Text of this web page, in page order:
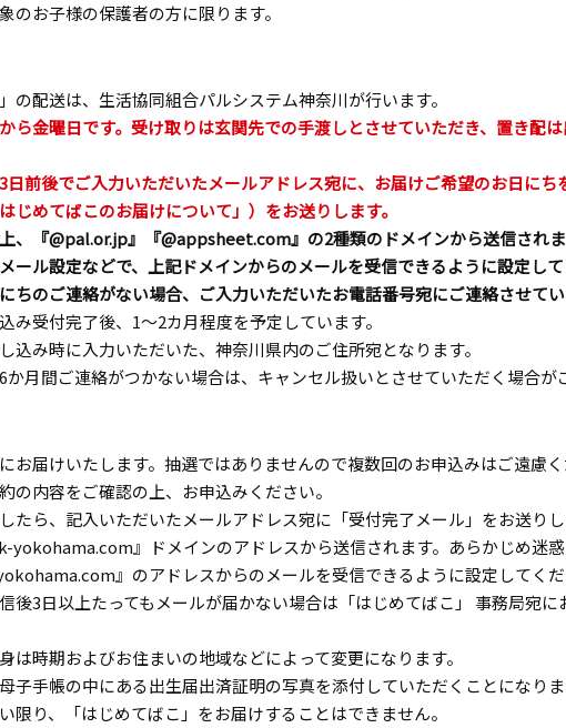
のお子様の保護者の方に限ります。
の配送は、生活協同組合パルシステム神奈川が行います。
ら金曜日です。受け取りは玄関先での手渡しとさせていただき、置き配
日前後でご入力いただいたメールアドレス宛に、お届けご希望のお日にち
じめてばこのお届けについて」）をお送りします。
、『@pal.or.jp』『@appsheet.com』の2種類のドメインから送信されま
ール設定などで、上記ドメインからのメールを受信できるように設定して
ちのご連絡がない場合、ご入力いただいたお電話番号宛にご連絡させてい
み受付完了後、1～2カ月程度を予定しています。
込み時に入力いただいた、神奈川県内のご住所宛となります。
か月間ご連絡がつかない場合は、キャンセル扱いとさせていただく場合が
お届けいたします。抽選ではありませんので複数回のお申込みはご遠慮く
の内容をご確認の上、お申込みください。
たら、記入いただいたメールアドレス宛に「受付完了メール」をお送りし
yokohama.com』ドメインのアドレスから送信されます。あらかじめ迷
』のアドレスからのメールを受信できるように設定してくだ
後3日以上たってもメールが届かない場合は「はじめてばこ」 事務局宛に
は時期およびお住まいの地域などによって変更になります。
子手帳の中にある出生届出済証明の写真を添付していただくことになりま
限り、「はじめてばこ」をお届けすることはできません。